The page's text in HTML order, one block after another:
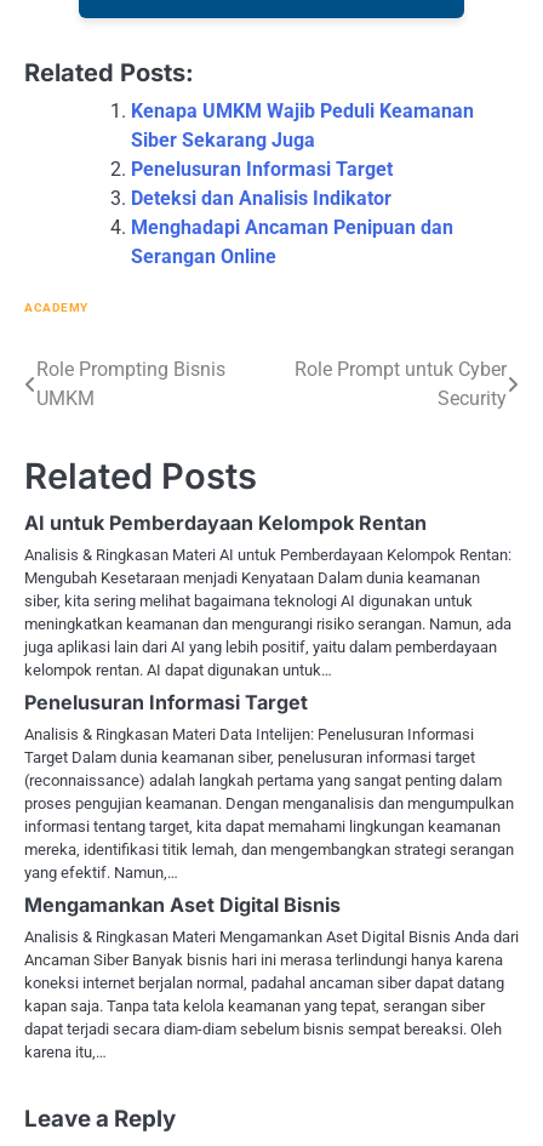
Related Posts:
Kenapa UMKM Wajib Peduli Keamanan
Siber Sekarang Juga
Penelusuran Informasi Target
Deteksi dan Analisis Indikator
Menghadapi Ancaman Penipuan dan
Serangan Online
ACADEMY
Post
Role Prompting Bisnis
UMKM
Role Prompt untuk Cyber
Security
Related Posts
AI untuk Pemberdayaan Kelompok Rentan
Analisis & Ringkasan Materi AI untuk Pemberdayaan Kelompok Rentan:
Mengubah Kesetaraan menjadi Kenyataan Dalam dunia keamanan
siber, kita sering melihat bagaimana teknologi AI digunakan untuk
meningkatkan keamanan dan mengurangi risiko serangan. Namun, ada
juga aplikasi lain dari AI yang lebih positif, yaitu dalam pemberdayaan
kelompok rentan. AI dapat digunakan untuk…
Penelusuran Informasi Target
Analisis & Ringkasan Materi Data Intelijen: Penelusuran Informasi
Target Dalam dunia keamanan siber, penelusuran informasi target
(reconnaissance) adalah langkah pertama yang sangat penting dalam
proses pengujian keamanan. Dengan menganalisis dan mengumpulkan
informasi tentang target, kita dapat memahami lingkungan keamanan
mereka, identifikasi titik lemah, dan mengembangkan strategi serangan
yang efektif. Namun,…
Mengamankan Aset Digital Bisnis
Analisis & Ringkasan Materi Mengamankan Aset Digital Bisnis Anda dari
Ancaman Siber Banyak bisnis hari ini merasa terlindungi hanya karena
koneksi internet berjalan normal, padahal ancaman siber dapat datang
kapan saja. Tanpa tata kelola keamanan yang tepat, serangan siber
dapat terjadi secara diam-diam sebelum bisnis sempat bereaksi. Oleh
karena itu,…
Leave a Reply